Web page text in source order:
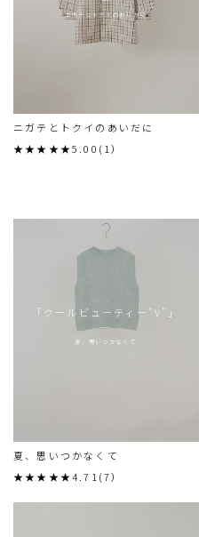
ニガテとトクイのあいだに
ニガテとトクイのあいだに
★★★★★5.00(1）
「クールビューティー"V"」
夏、思いつかなくて
夏、思いつかなくて
★★★★★4.71(7）